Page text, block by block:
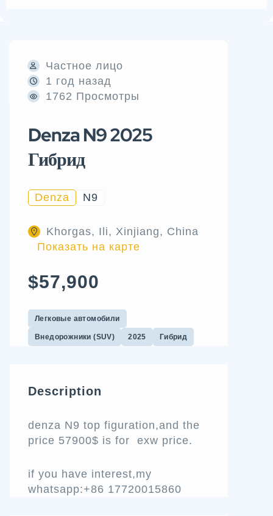
Частное лицо
1 год назад
1762 Просмотры
Denza N9 2025
Гибрид
Denza N9
Khorgas, Ili, Xinjiang, China
Показать на карте
$57,900
Легковые автомобили
Внедорожники (SUV) 2025 Гибрид
Description
denza N9 top figuration,and the
price 57900$ is for exw price.
if you have interest,my
whatsapp:+86 17720015860